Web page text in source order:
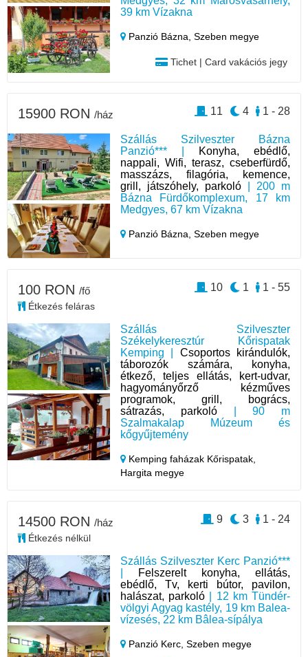
39 km Vízakna
Panzió Bázna,Szeben megye
Tichet | Card vakációs jegy
Szállás Szilveszter Bázna
Panzió*** |
Konyha, ebédlő,
nappali, Wifi, terasz, cseberfürdő,
masszázs, filagória, kemence,
grill, játszóhely, parkoló | 200 m
Bázna Fürdőkomplexum, 17 km
Medgyes, 67 km Vízakna
Panzió Bázna,Szeben megye
15900 RON /ház 1 - 28
4
11
Szállás Szilveszter
Székelykeresztúr Kőrispatak
Kemping | Csoportos kirándulók,
táborozók számára, konyha,
étkező, teljes ellátás, kert-udvar,
hagyományőrző kézműves
programok, grill, bogrács,
sátrazás, parkoló| 90 m
Szalmakalap Múzeum és
kőgyűjtemény
Kemping faházak Kőrispatak,
Hargita megye
100 RON /fő
Étkezés feláras
1 - 55
1
10
Szállás Szilveszter Kerc Panzió***
Felszerelt konyha, ellátás,
ebédlő, Tv, kerti bútor, pavilon,
halászat, parkoló | 12 km Tündér-
völgyi Agyag kastély, 19 km Balea-
vízesés, 22 km Bâlea-sípálya
Panzió Kerc,Szeben megye
14500 RON /ház
Étkezés nélkül
1 - 24
3
9